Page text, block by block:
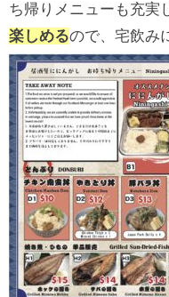
ち帰りメニューも充実
楽しめるので、宅飲み